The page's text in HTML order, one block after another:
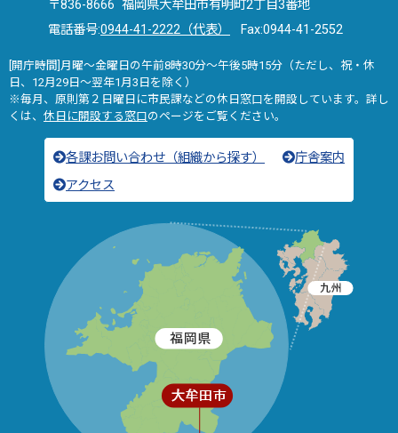
〒836-8666 福岡県大牟田市有明町2丁目3番地
電話番号:0944-41-2222（代表） Fax:0944-41-2552
[開庁時間]月曜～金曜日の午前8時30分～午後5時15分（ただし、祝・休
日、12月29日～翌年1月3日を除く）
※毎月、原則第２日曜日に市民課などの休日窓口を開設しています。詳し
くは、 休日に開設する窓口のページをご覧ください。
各課お問い合わせ（組織から探す）
庁舎案内
アクセス